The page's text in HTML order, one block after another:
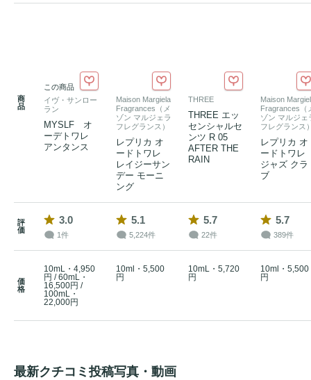
商
品
この商品
イヴ・サンロー
ラン
MYSLF オ
ーデトワレ
アンタンス
Maison Margiela
Fragrances（メ
ゾン マルジェラ
フレグランス）
レプリカ オ
ードトワレ
レイジーサン
デー モーニ
ング
THREE
THREE エッ
センシャルセ
ンツ R 05
AFTER THE
RAIN
Maison
Fragrances（
ゾン マルジェ
フレグランス
レプリカ オ
ードトワレ
ジャズ クラ
ブ
評
価
3.0
1件
5.1
5,224件
5.7
22件
5.7
389件
価
格
10mL・4,950
円 / 60mL・
16,500円 /
100mL・
22,000円
10ml・5,500
円
10mL・5,720
円
10ml・5,500
円
最新クチコミ投稿写真・動画